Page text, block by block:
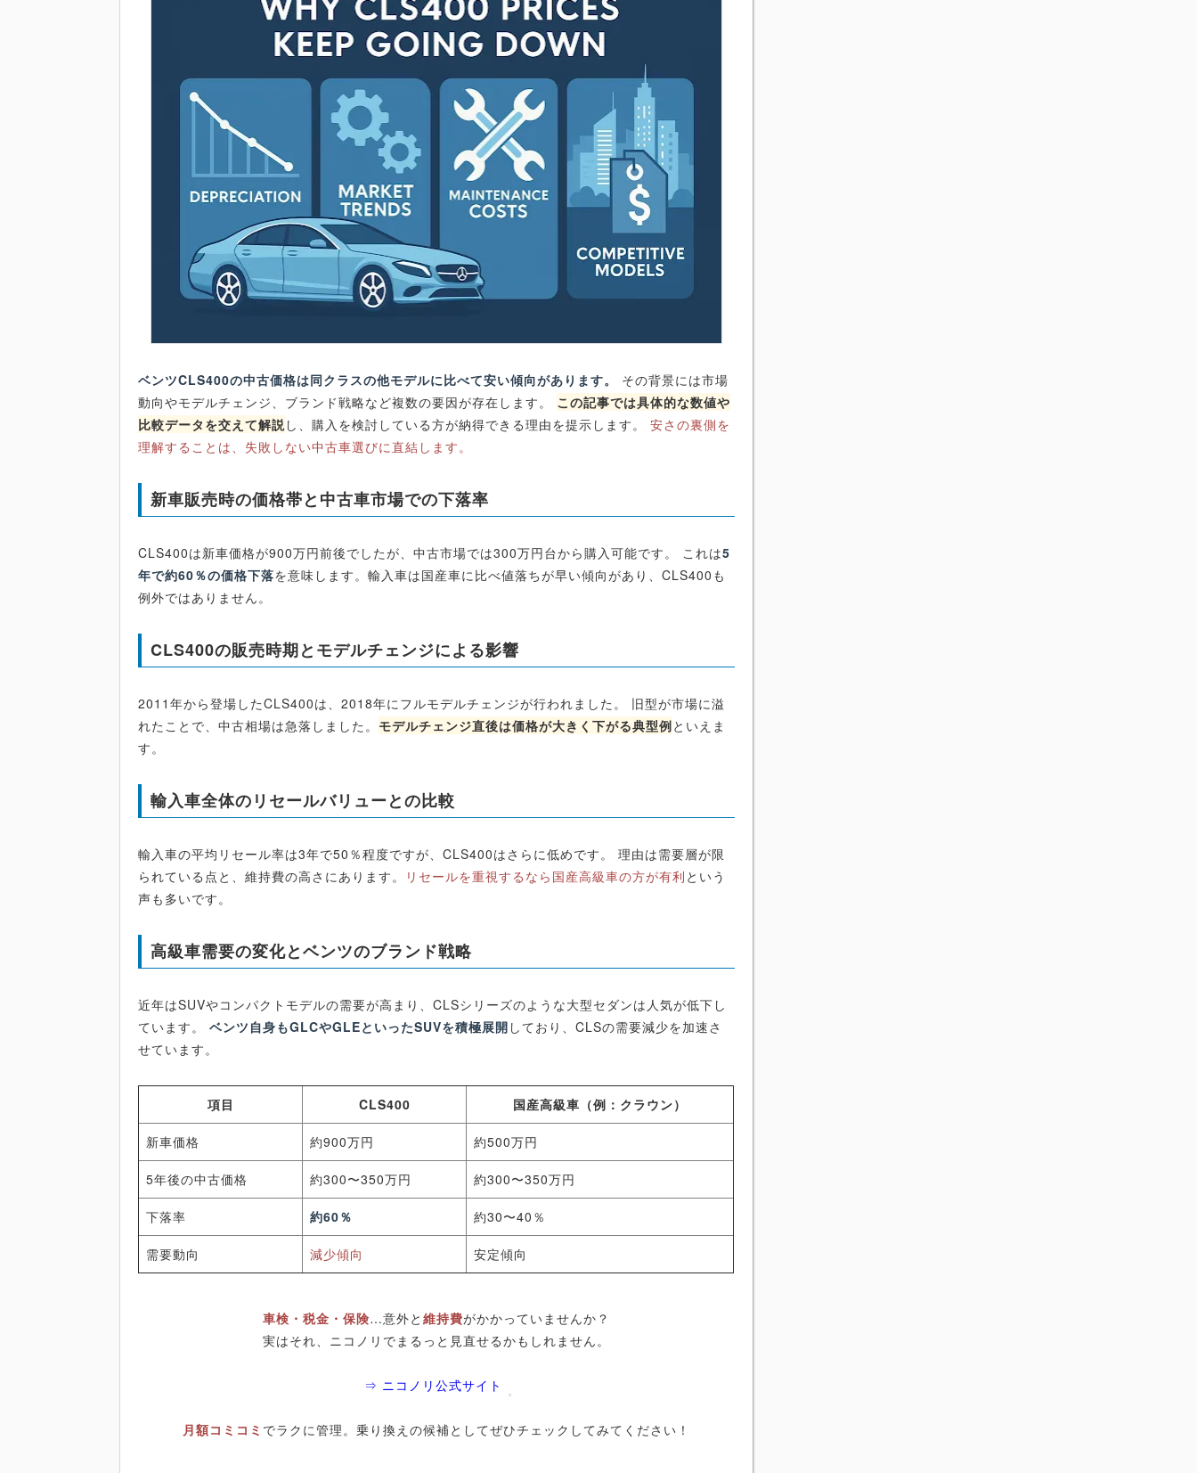
ベンツCLS400の中古価格は同クラスの他モデルに比べて安い傾向があります。
その背景には市場
動向やモデルチェンジ、ブランド戦略など複数の要因が存在します。 この記事では具体的な数値や
比較データを交えて解説し、購入を検討している方が納得できる理由を提示します。安さの裏側を
理解することは、失敗しない中古車選びに直結します。
新車販売時の価格帯と中古車市場での下落率
CLS400は新車価格が900万円前後でしたが、中古市場では300万円台から購入可能です。 これは5
年で約60％の価格下落を意味します。輸入車は国産車に比べ値落ちが早い傾向があり、CLS400も
例外ではありません。
CLS400の販売時期とモデルチェンジによる影響
2011年から登場したCLS400は、2018年にフルモデルチェンジが行われました。 旧型が市場に溢
れたことで、中古相場は急落しました。 モデルチェンジ直後は価格が大きく下がる典型例といえま
す。
輸入車全体のリセールバリューとの比較
輸入車の平均リセール率は3年で50％程度ですが、CLS400はさらに低めです。 理由は需要層が限
られている点と、維持費の高さにあります。
リセールを重視するなら国産高級車の方が有利 という
声も多いです。
高級車需要の変化とベンツのブランド戦略
近年はSUVやコンパクトモデルの需要が高まり、CLSシリーズのような大型セダンは人気が低下し
ています。ベンツ自身もGLCやGLEといったSUVを積極展開 しており、CLSの需要減少を加速さ
せています。
項目 CLS400 国産高級車（例：クラウン）
新車価格 約900万円 約500万円
5年後の中古価格 約300〜350万円 約300〜350万円
下落率 約60％ 約30〜40％
需要動向 減少傾向 安定傾向
車検・税金・保険…意外と 維持費がかかっていませんか？
実はそれ、ニコノリでまるっと見直せるかもしれません。
⇒ ニコノリ公式サイト
月額コミコミ でラクに管理。乗り換えの候補としてぜひチェックしてみてください！